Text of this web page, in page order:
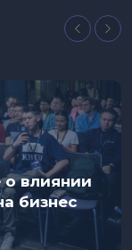
влиянии
бизнес